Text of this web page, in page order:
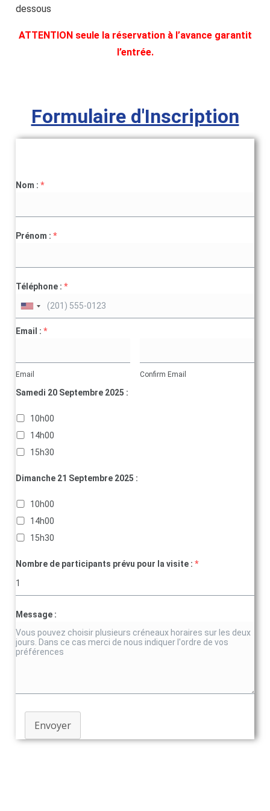
dessous
ATTENTION seule la réservation à l’avance garantit
l’entrée.
Formulaire d'Inscription
Nom : *
Prénom : *
Téléphone : *
Email : *
Email Confirm Email
Samedi 20 Septembre 2025 :
10h00
14h00
15h30
Dimanche 21 Septembre 2025 :
10h00
14h00
15h30
Nombre de participants prévu pour la visite : *
Message :
Envoyer